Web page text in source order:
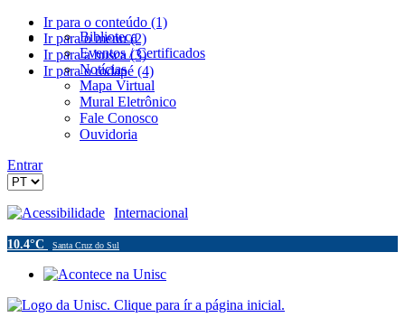
Ir para o conteúdo (1)
Ir para o menu (2)
Ir para a busca (3)
Ir para o rodapé (4)
Biblioteca
Eventos / Certificados
Notícias
Mapa Virtual
Mural Eletrônico
Fale Conosco
Ouvidoria
Entrar
Acessibilidade Internacional
10.4°C Santa Cruz do Sul